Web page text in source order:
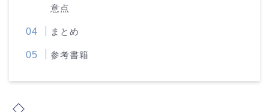
意点
まとめ
参考書籍